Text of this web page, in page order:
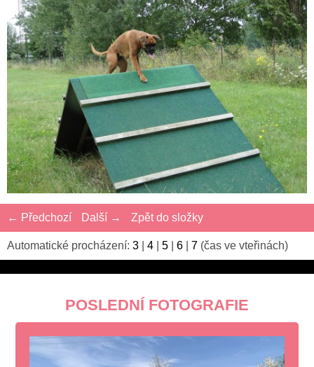
← Předchozí Další → Zpět do složky
Automatické procházení: 3 4 5 6 7 (čas ve vteřinách)
POSLEDNÍ FOTOGRAFIE